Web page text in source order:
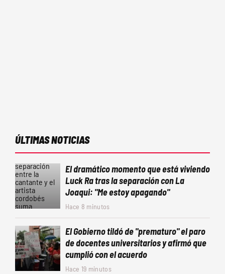
ÚLTIMAS NOTICIAS
El dramático momento que está viviendo
Luck Ra tras la separación con La
Joaqui: "Me estoy apagando"
Hace 8 minutos
El Gobierno tildó de "prematuro" el paro
de docentes universitarios y afirmó que
cumplió con el acuerdo
Hace 19 minutos